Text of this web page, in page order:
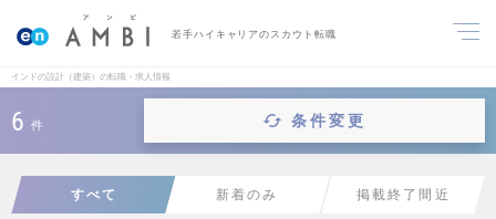
若手ハイキャリアのスカウト転職
インドの設計（建築）の転職・求人情報
6 件 条件変更
すべて 新着のみ 掲載終了間近